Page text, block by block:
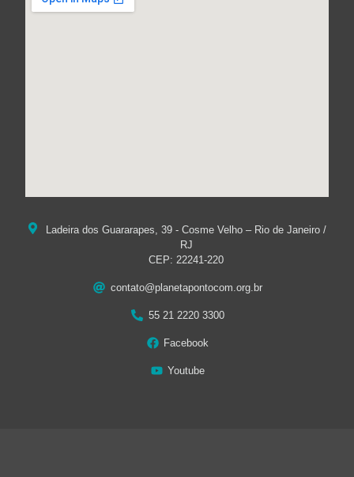
Ladeira dos Guararapes, 39 - Cosme Velho – Rio de Janeiro /
RJ
CEP: 22241-220
contato@planetapontocom.org.br
55 21 2220 3300
Facebook
Youtube